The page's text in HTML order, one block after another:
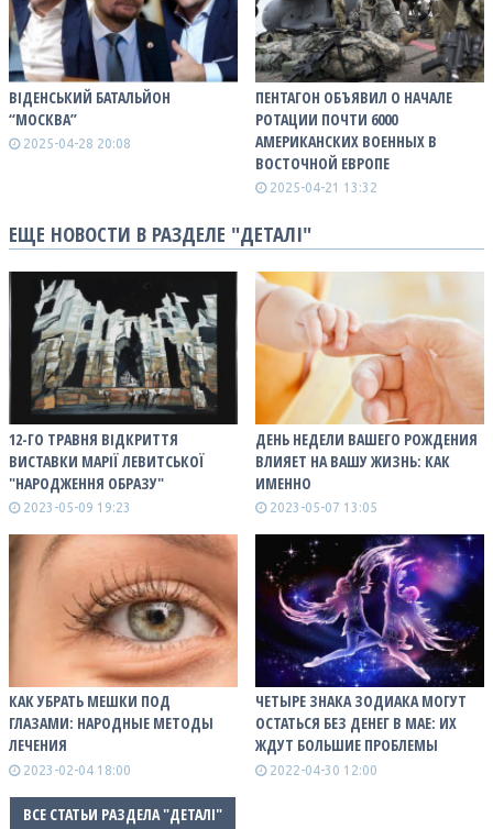
ВІДЕНСЬКИЙ БАТАЛЬЙОН
“МОСКВА”
2025-04-28 20:08
ПЕНТАГОН ОБЪЯВИЛ О НАЧАЛЕ
РОТАЦИИ ПОЧТИ 6000
АМЕРИКАНСКИХ ВОЕННЫХ В
ВОСТОЧНОЙ ЕВРОПЕ
2025-04-21 13:32
ЕЩЕ НОВОСТИ В РАЗДЕЛЕ "ДЕТАЛІ"
12-ГО ТРАВНЯ ВІДКРИТТЯ
ВИСТАВКИ МАРІЇ ЛЕВИТСЬКОЇ
"НАРОДЖЕННЯ ОБРАЗУ"
2023-05-09 19:23
ДЕНЬ НЕДЕЛИ ВАШЕГО РОЖДЕНИЯ
ВЛИЯЕТ НА ВАШУ ЖИЗНЬ: КАК
ИМЕННО
2023-05-07 13:05
КАК УБРАТЬ МЕШКИ ПОД
ГЛАЗАМИ: НАРОДНЫЕ МЕТОДЫ
ЛЕЧЕНИЯ
2023-02-04 18:00
ЧЕТЫРЕ ЗНАКА ЗОДИАКА МОГУТ
ОСТАТЬСЯ БЕЗ ДЕНЕГ В МАЕ: ИХ
ЖДУТ БОЛЬШИЕ ПРОБЛЕМЫ
2022-04-30 12:00
ВСЕ СТАТЬИ РАЗДЕЛА "ДЕТАЛІ"